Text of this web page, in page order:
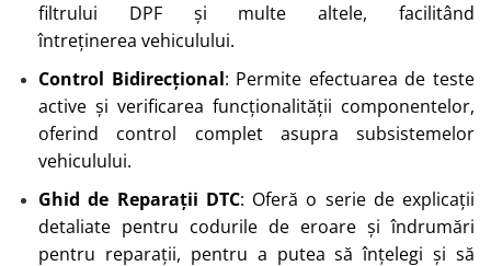
filtrului DPF și multe altele, facilitând
întreținerea vehiculului.
Control Bidirecțional: Permite efectuarea de teste
active și verificarea funcționalității componentelor,
oferind control complet asupra subsistemelor
vehiculului.
Ghid de Reparații DTC: Oferă o serie de explicații
detaliate pentru codurile de eroare și îndrumări
pentru reparații, pentru a putea să înțelegi și să